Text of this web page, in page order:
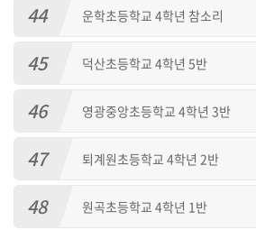
44 운학초등학교 4학년 참소리
45 덕산초등학교 4학년 5반
46 영광중앙초등학교 4학년 3반
47 퇴계원초등학교 4학년 2반
48 원곡초등학교 4학년 1반